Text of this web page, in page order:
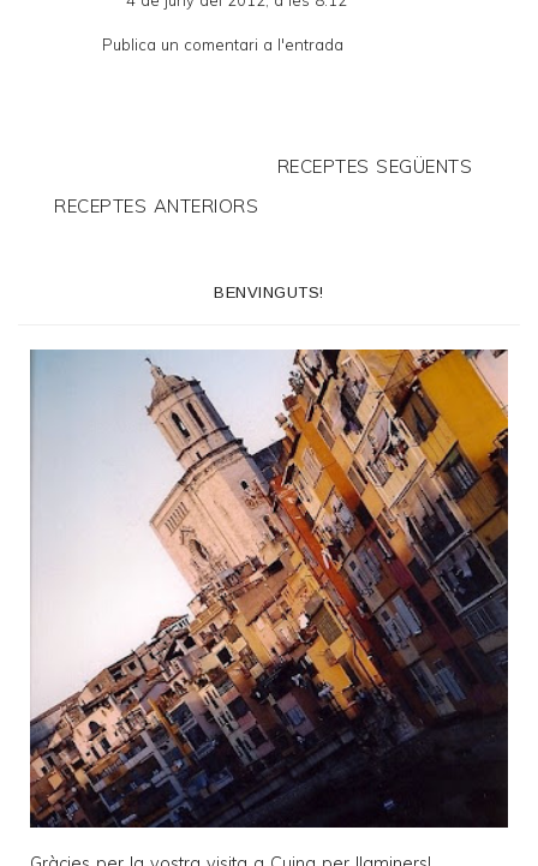
Publica un comentari a l'entrada
RECEPTES SEGÜENTS
RECEPTES ANTERIORS
BENVINGUTS!